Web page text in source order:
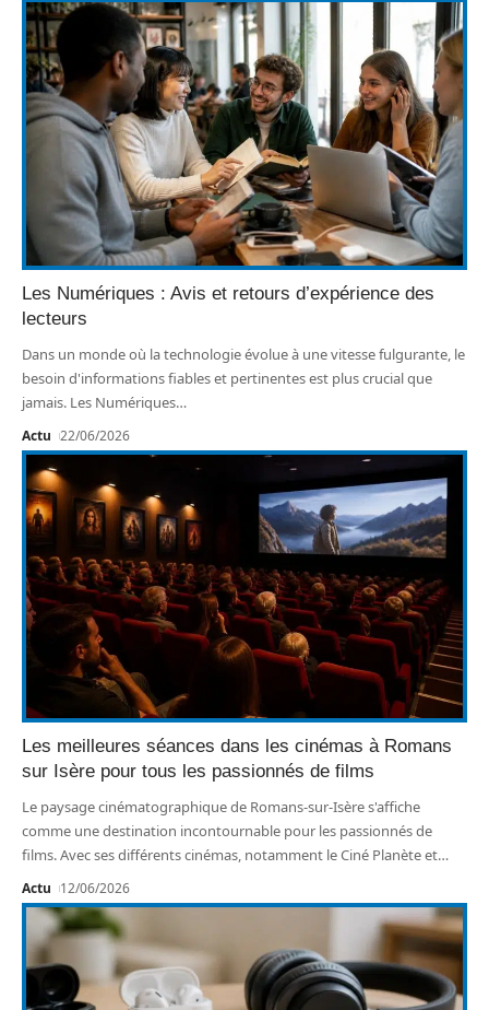
Les Numériques : Avis et retours d’expérience des
lecteurs
Dans un monde où la technologie évolue à une vitesse fulgurante, le
besoin d'informations fiables et pertinentes est plus crucial que
jamais. Les Numériques…
Actu 22/06/2026
Les meilleures séances dans les cinémas à Romans
sur Isère pour tous les passionnés de films
Le paysage cinématographique de Romans-sur-Isère s'affiche
comme une destination incontournable pour les passionnés de
films. Avec ses différents cinémas, notamment le Ciné Planète et…
Actu 12/06/2026